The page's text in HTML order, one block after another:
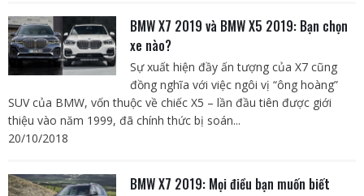
BMW X7 2019 và BMW X5 2019: Bạn chọn
xe nào?
Sự xuất hiện đầy ấn tượng của X7 cũng
đồng nghĩa với việc ngôi vị “ông hoàng”
SUV của BMW, vốn thuộc về chiếc X5 – lần đầu tiên được giới
thiệu vào năm 1999, đã chính thức bị soán...
20/10/2018
BMW X7 2019: Mọi điều bạn muốn biết